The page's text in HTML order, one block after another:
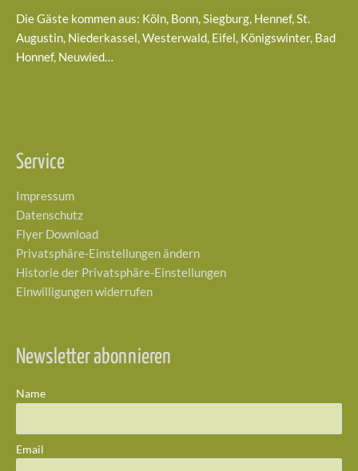
Die Gäste kommen aus: Köln, Bonn, Siegburg, Hennef, St.
Augustin, Niederkassel, Westerwald, Eifel, Königswinter, Bad
Honnef, Neuwied…
Service
Impressum
Datenschutz
Flyer Download
Privatsphäre-Einstellungen ändern
Historie der Privatsphäre-Einstellungen
Einwilligungen widerrufen
Newsletter abonnieren
Name
Email